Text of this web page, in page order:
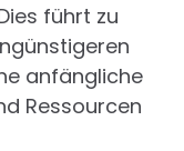
führt zu
anfängliche
Ressourcen